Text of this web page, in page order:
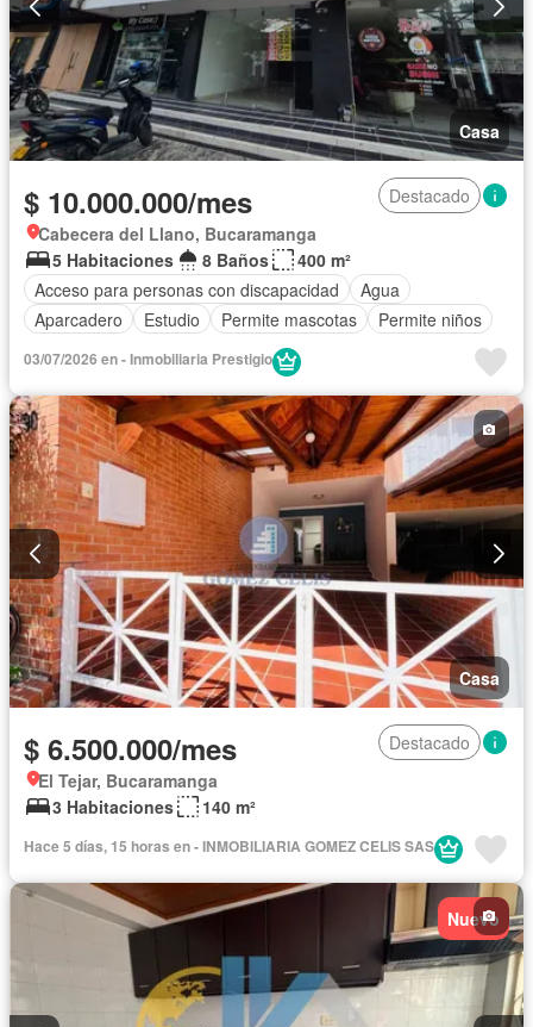
Casa
$ 10.000.000/mes
Destacado
Cabecera del Llano, Bucaramanga
5 Habitaciones
8 Baños
400 m²
Acceso para personas con discapacidad
Agua
Aparcadero
Estudio Permite mascotas Permite niños
03/07/2026 en - Inmobiliaria Prestigio
Casa
$ 6.500.000/mes
Destacado
El Tejar, Bucaramanga
3 Habitaciones
140 m²
Hace 5 días, 15 horas en - INMOBILIARIA GOMEZ CELIS SAS
Nuevo